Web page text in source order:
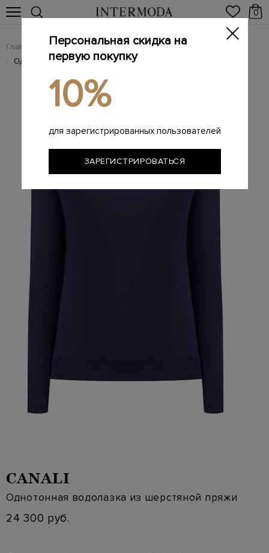
0
Главная Мужчинам / Одежда / Трикотаж
/ Однотонная водолазка из шерстяной пряжи
CANALI
Однотонная водолазка из шерстяной пряжи
24 300 руб.
Персональная скидка на
первую покупку
10%
для зарегистрированных пользователей
ЗАРЕГИСТРИРОВАТЬСЯ